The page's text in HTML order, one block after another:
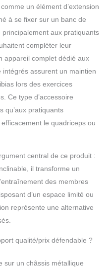
exercices de
les plus exigeants,
: Profitez d'une
avec notre
et retirez
économiser de
pour une
un élément d’extension
à se fixer sur un banc de
principalement aux pratiquants
compléter leur
appareil complet dédié aux
assurent un maintien
lors des exercices
Ce type d’accessoire
qu’aux pratiquants
le quadriceps ou
central de ce produit :
il transforme un
des membres
d’un espace limité ou
représente une alternative
qualité/prix défendable ?
sur un châssis métallique